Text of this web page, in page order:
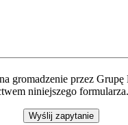
gromadzenie przez Grupę
niniejszego formularza.